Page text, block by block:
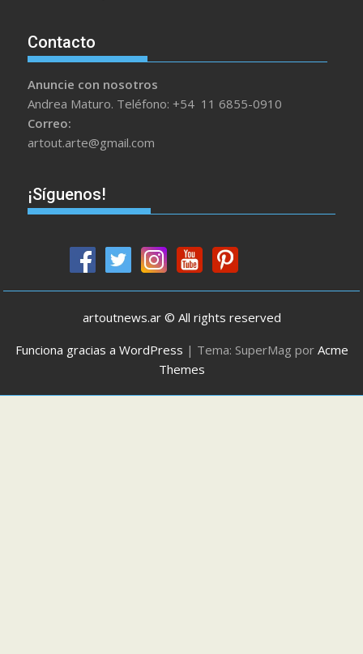
Contacto
Anuncie con nosotros
Andrea Maturo. Teléfono: +54 11 6855-0910
Correo:
artout.arte@gmail.com
¡Síguenos!
artoutnews.ar © All rights reserved
Funciona gracias a WordPress | Tema: SuperMag por Acme
Themes